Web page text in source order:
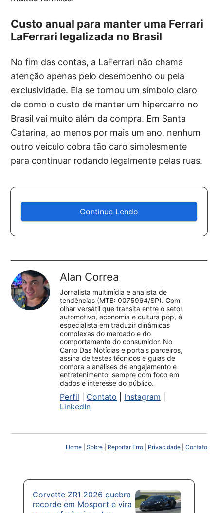
Custo anual para manter uma Ferrari
LaFerrari legalizada no Brasil
No fim das contas, a LaFerrari não chama
atenção apenas pelo desempenho ou pela
exclusividade. Ela se tornou um símbolo claro
de como o custo de manter um hipercarro no
Brasil vai muito além da compra. Em Santa
Catarina, ao menos por mais um ano, nenhum
outro veículo cobra tão caro simplesmente
para continuar rodando legalmente pelas ruas.
Continue Lendo
Alan Correa
Jornalista multimídia e analista de
tendências (MTB: 0075964/SP). Com
olhar versátil que transita entre o setor
automotivo, economia e cultura pop, é
especialista em traduzir dinâmicas
complexas do mercado e do
comportamento do consumidor. No
Carro Das Notícias e portais parceiros,
assina de testes técnicos e guias de
compra a análises de engajamento e
entretenimento, sempre com foco em
dados e interesse do público.
Perfil Contato Instagram
LinkedIn
Home| Sobre| Reportar Erro| Privacidade| Contato
Corvette ZR1 2026 quebra
recorde em Mosport e vira